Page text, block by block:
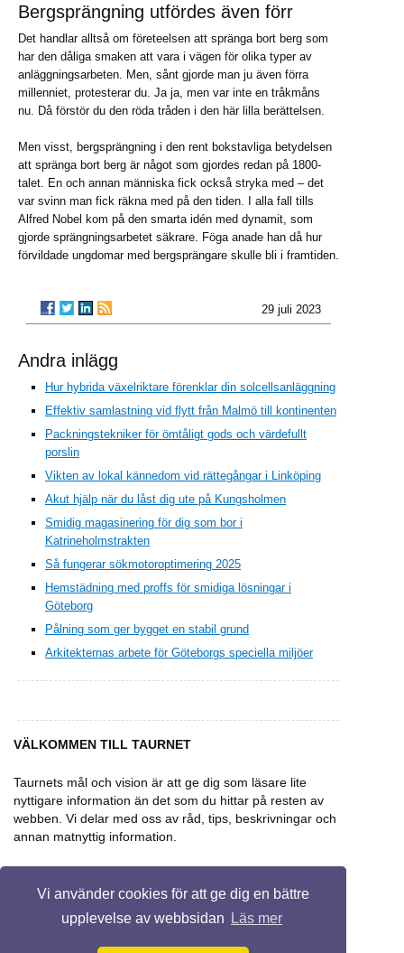
Vi använder cookies för att ge dig en bättre
upplevelse av webbsidan
Läs mer
Bergsprängning utfördes även förr
Det handlar alltså om företeelsen att spränga bort berg som
har den dåliga smaken att vara i vägen för olika typer av
anläggningsarbeten. Men, sånt gjorde man ju även förra
millenniet, protesterar du. Ja ja, men var inte en tråkmåns
nu. Då förstör du den röda tråden i den här lilla berättelsen.
Men visst, bergsprängning i den rent bokstavliga betydelsen
att spränga bort berg är något som gjordes redan på 1800-
talet. En och annan människa fick också stryka med – det
var svinn man fick räkna med på den tiden. I alla fall tills
Alfred Nobel kom på den smarta idén med dynamit, som
gjorde sprängningsarbetet säkrare. Föga anade han då hur
förvildade ungdomar med bergsprängare skulle bli i framtiden.
29 juli 2023
Andra inlägg
Hur hybrida växelriktare förenklar din solcellsanläggning
Effektiv samlastning vid flytt från Malmö till kontinenten
Packningstekniker för ömtåligt gods och värdefullt
porslin
Vikten av lokal kännedom vid rättegångar i Linköping
Akut hjälp när du låst dig ute på Kungsholmen
Smidig magasinering för dig som bor i
Katrineholmstrakten
Så fungerar sökmotoroptimering 2025
Hemstädning med proffs för smidiga lösningar i
Göteborg
Pålning som ger bygget en stabil grund
Arkitekternas arbete för Göteborgs speciella miljöer
VÄLKOMMEN TILL TAURNET
Taurnets mål och vision är att ge dig som läsare lite
nyttigare information än det som du hittar på resten av
webben. Vi delar med oss av råd, tips, beskrivningar och
annan matnyttig information.